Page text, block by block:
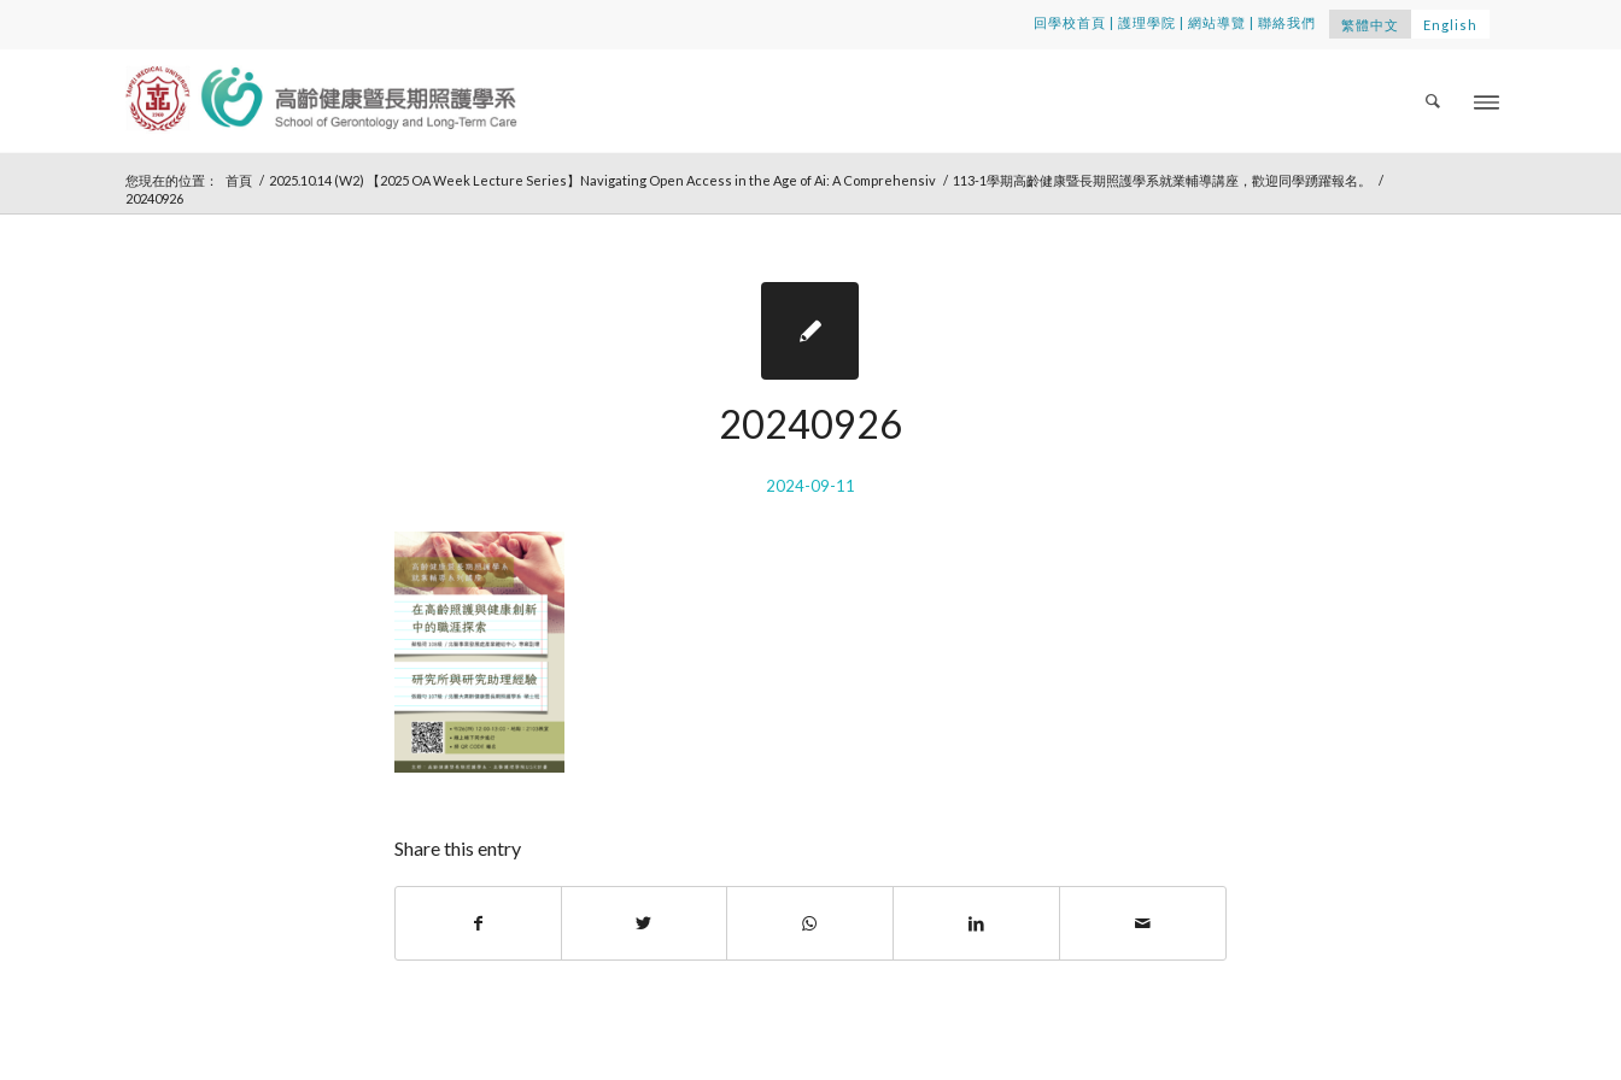
回學校首頁 |護理學院 |網站導覽 |聯絡我們 繁體中文 English
您現在的位置： 首頁 / 2025.10.14 (W2) 【2025 OA Week Lecture Series】Navigating Open Access in the Age of Ai: A Comprehensiv / 113-1學期高齡健康暨長期照護學系就業輔導講座，歡迎同學踴躍報名。
/
20240926
20240926
2024-09-11
Share this entry